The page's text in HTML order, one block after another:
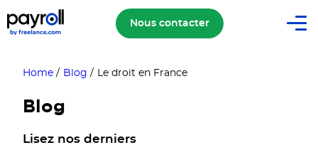
Nous contacter
Home / Blog / Le droit en France
Blog
Lisez nos derniers